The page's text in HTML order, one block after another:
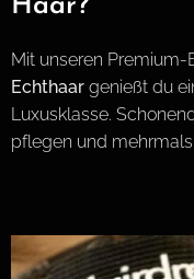
Haar?
Mit unseren Premium-
Echthaar genießt du
Luxusklasse.
pflegen und